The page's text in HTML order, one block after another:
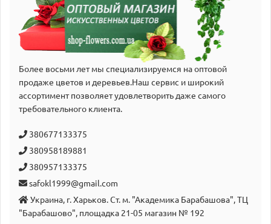
Более восьми лет мы специализируемся на оптовой
продаже цветов и деревьев.Наш сервис и широкий
аcсортимент позволяет удовлетворить даже самого
требовательного клиента.
380677133375
380958189881
380957133375
safokl1999@gmail.com
Украина, г. Харьков. Ст. м. "Академика Барабашова", ТЦ
"Барабашово", площадка 21-05 магазин № 192